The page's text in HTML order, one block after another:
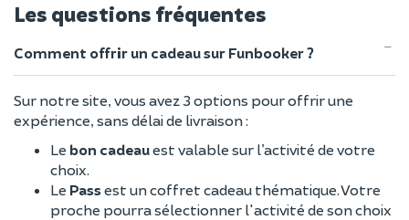
Les questions fréquentes
Comment offrir un cadeau sur Funbooker ?
Sur notre site, vous avez 3 options pour offrir une
expérience, sans délai de livraison :
Le bon cadeauest valable sur l’activité de votre
choix.
Le Passest un coffret cadeau thématique. Votre
proche pourra sélectionner l'activité de son choix